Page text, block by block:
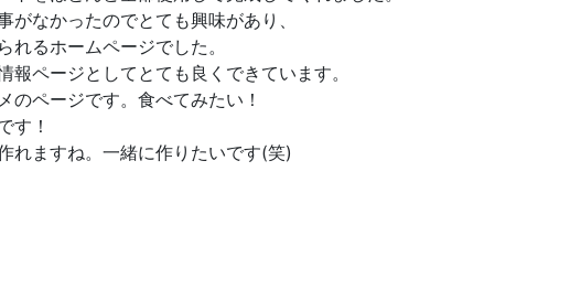
なかったのでとても興味があり、
れるホームページでした。
報ページとしてとても良くできています。
のページです。食べてみたい！
す！
れますね。一緒に作りたいです(笑)